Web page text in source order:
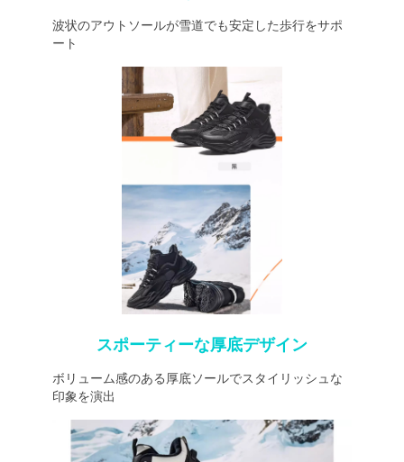
波状のアウトソールが雪道でも安定した歩行をサポ
ート
スポーティーな厚底デザイン
ボリューム感のある厚底ソールでスタイリッシュな
印象を演出